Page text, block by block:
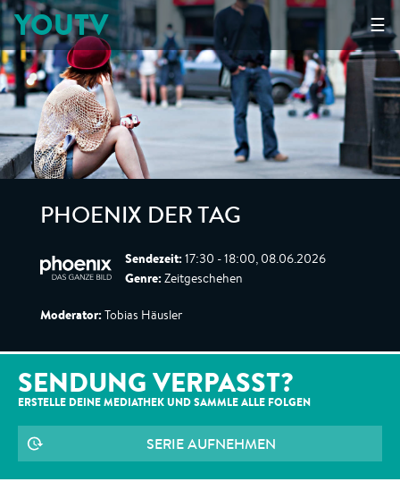
☰
YOUTV
PHOENIX DER TAG
Sendezeit: 17:30 - 18:00, 08.06.2026
Genre: Zeitgeschehen
Moderator: Tobias Häusler
SENDUNG VERPASST?
ERSTELLE DEINE MEDIATHEK UND SAMMLE ALLE FOLGEN
SERIE AUFNEHMEN